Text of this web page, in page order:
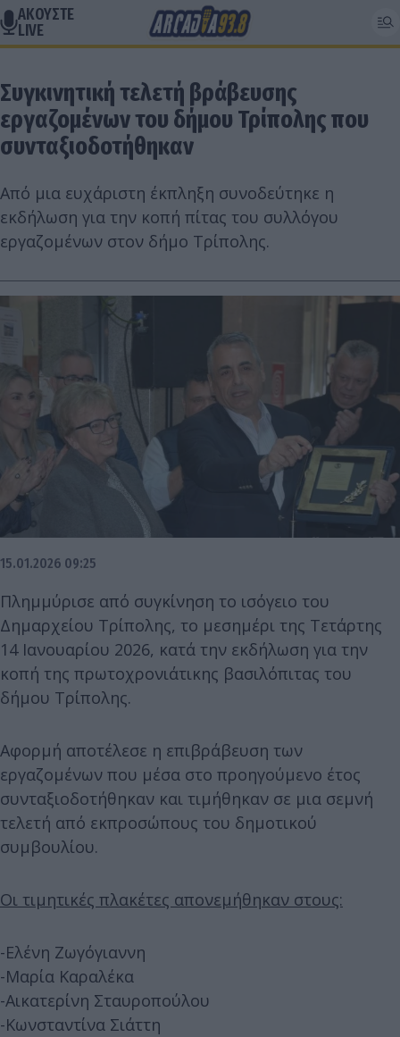
ΑΚΟΥΣΤΕ
LIVE
Συγκινητική τελετή βράβευσης
εργαζομένων του δήμου Τρίπολης που
συνταξιοδοτήθηκαν
Από μια ευχάριστη έκπληξη συνοδεύτηκε η
εκδήλωση για την κοπή πίτας του συλλόγου
εργαζομένων στον δήμο Τρίπολης.
15.01.2026 09:25
Πλημμύρισε από συγκίνηση το ισόγειο του
Δημαρχείου Τρίπολης, το μεσημέρι της Τετάρτης
14 Ιανουαρίου 2026, κατά την εκδήλωση για την
κοπή της πρωτοχρονιάτικης βασιλόπιτας του
δήμου Τρίπολης.
Αφορμή αποτέλεσε η επιβράβευση των
εργαζομένων που μέσα στο προηγούμενο έτος
συνταξιοδοτήθηκαν και τιμήθηκαν σε μια σεμνή
τελετή από εκπροσώπους του δημοτικού
συμβουλίου.
Οι τιμητικές πλακέτες απονεμήθηκαν στους:
-Ελένη Ζωγόγιαννη
-Μαρία Καραλέκα
-Αικατερίνη Σταυροπούλου
-Κωνσταντίνα Σιάττη